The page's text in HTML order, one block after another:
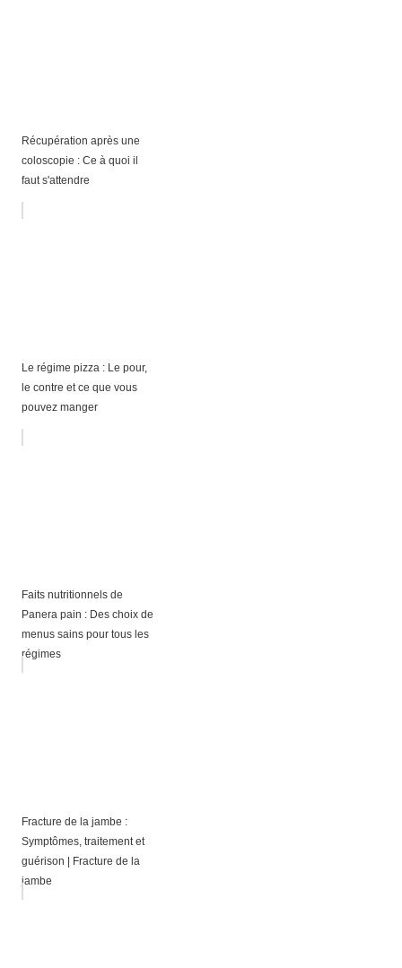
Récupération après une
coloscopie : Ce à quoi il
faut s'attendre
Le régime pizza : Le pour,
le contre et ce que vous
pouvez manger
Faits nutritionnels de
Panera pain : Des choix de
menus sains pour tous les
régimes
Fracture de la jambe :
Symptômes, traitement et
guérison | Fracture de la
jambe